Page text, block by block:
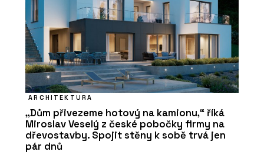
ARCHITEKTURA
„Dům přivezeme hotový na kamionu,“ říká
Miroslav Veselý z české pobočky firmy na
dřevostavby. Spojit stěny k sobě trvá jen
pár dnů